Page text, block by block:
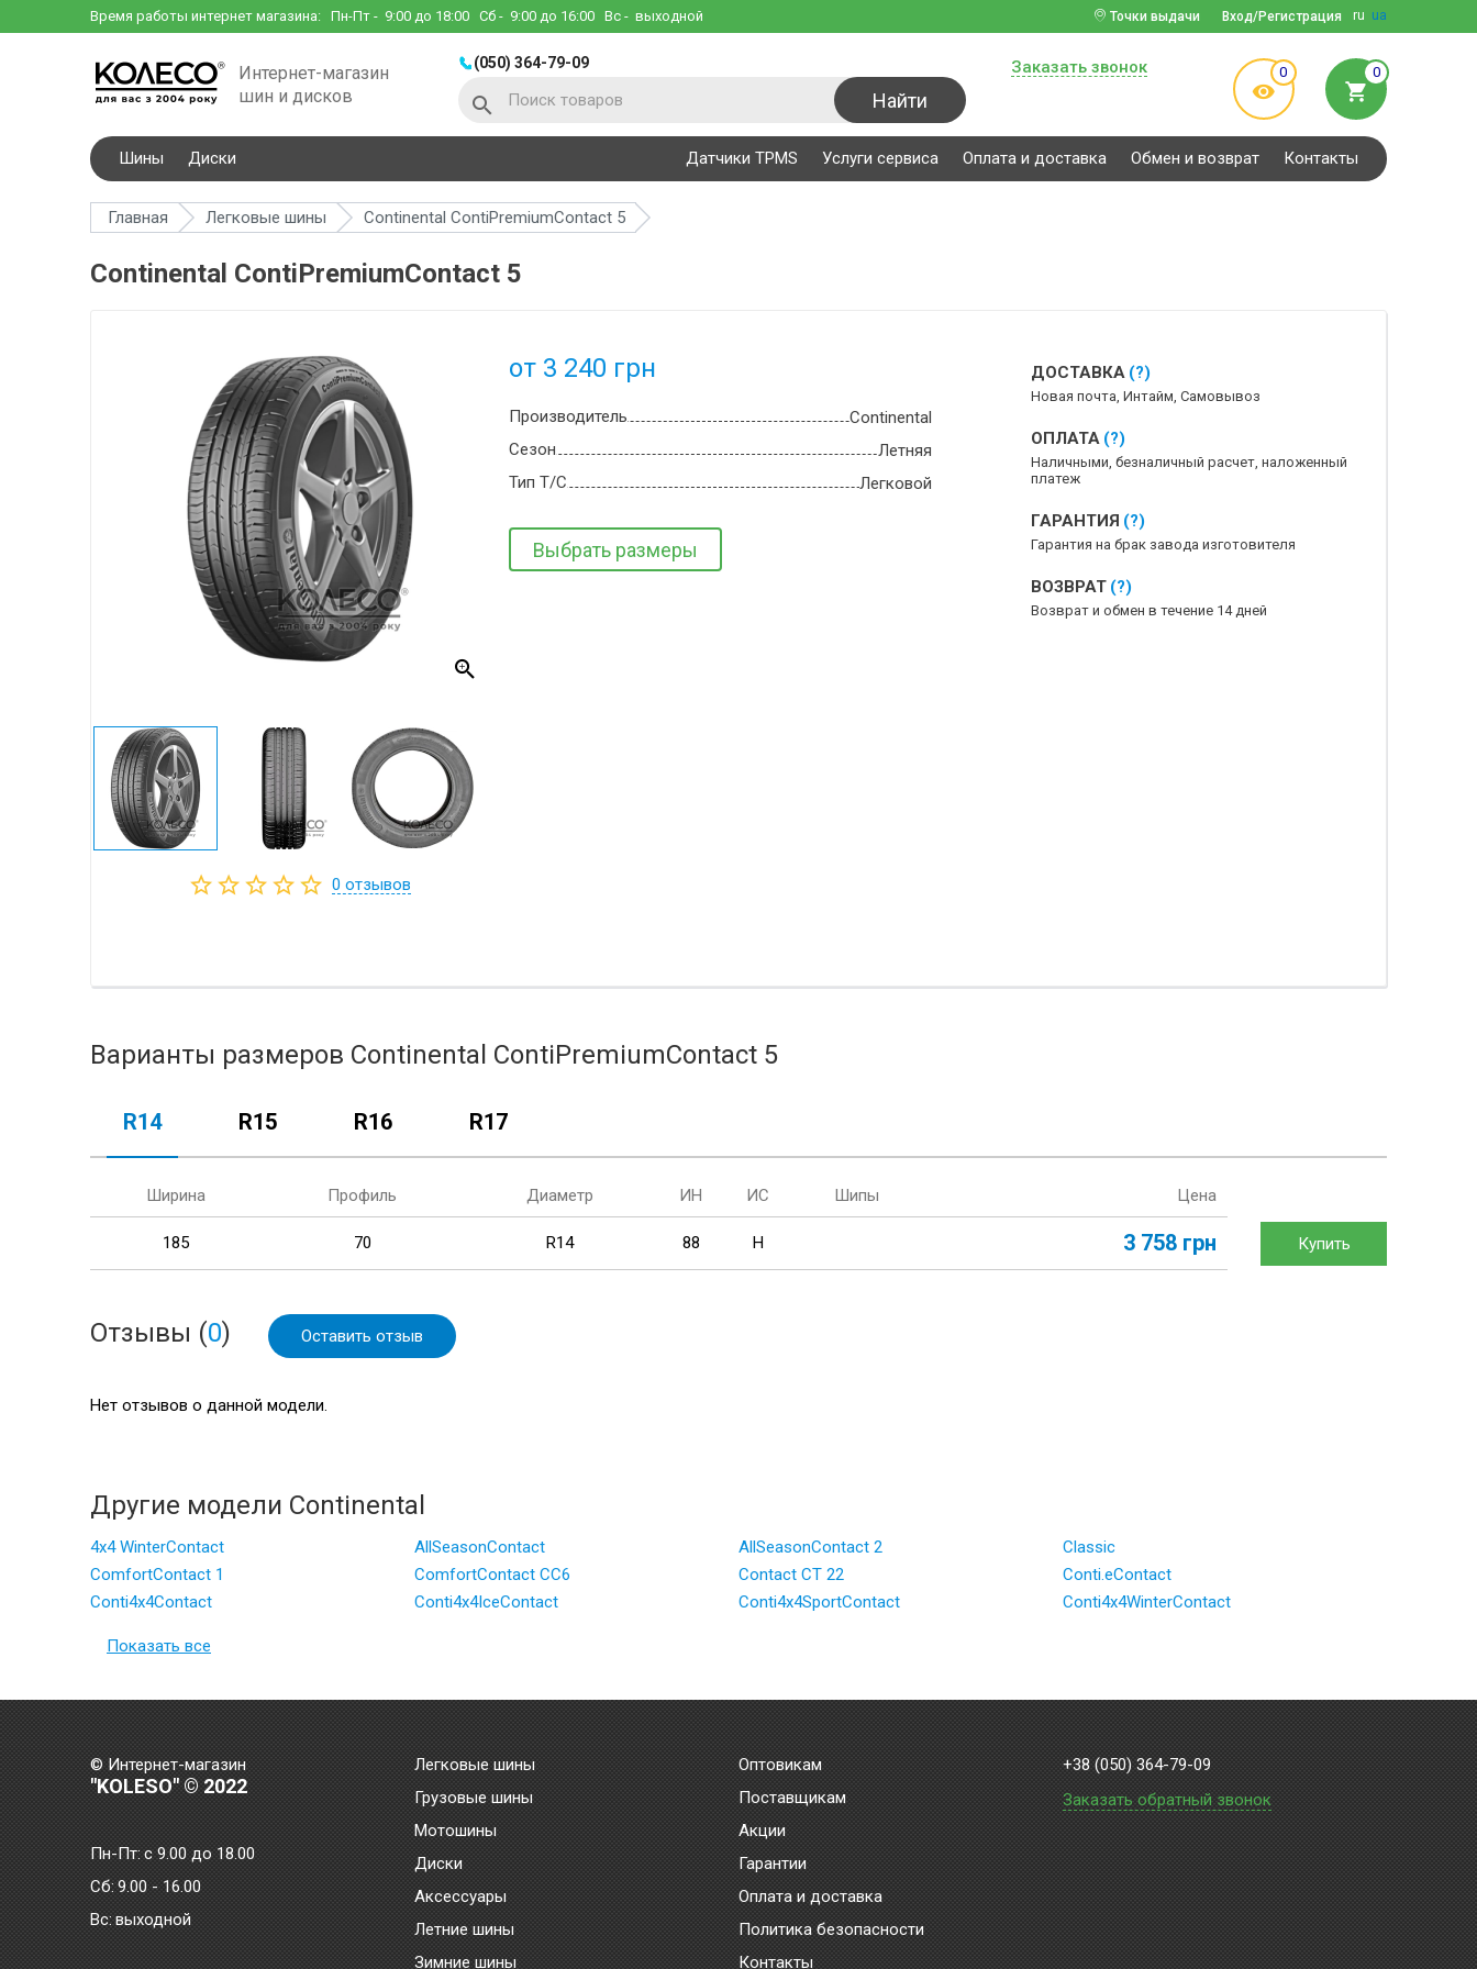
Время работы интернет магазина: Пн-Пт - 9:00 до 18:00 Сб - 9:00 до 16:00 Вс - выходной ru ua
Вход/Регистрация
Точки выдачи
Интернет-магазин
шин и дисков
(050) 364-79-09
Найти
Заказать звонок 0 0
Шины Диски Датчики TPMS Услуги сервиса Оплата и доставка Обмен и возврат Контакты
Главная Легковые шины Continental ContiPremiumContact 5
Continental ContiPremiumContact 5
0 отзывов
от 3 240 грн
Производитель
Continental
Сезон
Летняя
Тип Т/С
Легковой
Выбрать размеры
ДОСТАВКА (?)
Новая почта, Интайм, Самовывоз
ОПЛАТА (?)
Наличными, безналичный расчет, наложенный
платеж
ГАРАНТИЯ (?)
Гарантия на брак завода изготовителя
ВОЗВРАТ (?)
Возврат и обмен в течение 14 дней
Варианты размеров Continental ContiPremiumContact 5
R14 R15 R16 R17
Ширина Профиль Диаметр ИН ИС Шипы Цена
185 70 R14 88 H 3 758 грн Купить
Отзывы (0) Оставить отзыв
Нет отзывов о данной модели.
Другие модели Continental
4x4 WinterContact AllSeasonContact AllSeasonContact 2
Classic
ComfortContact 1
ComfortContact CC6 Contact CT 22
Conti.eContact
Conti4x4Contact
Conti4x4IceContact Conti4x4SportContact Conti4x4WinterContact
Показать все
© Интернет-магазин
"KOLESO" © 2022
Пн-Пт:с 9.00 до 18.00
Сб: 9.00 - 16.00
Bc: выходной
Легковые шины
Грузовые шины
Мотошины
Диски
Аксессуары
Летние шины
Зимние шины
Оптовикам
Поставщикам
Акции
Гарантии
Оплата и доставка
Политика безопасности
Контакты
+38 (050) 364-79-09
Заказать обратный звонок